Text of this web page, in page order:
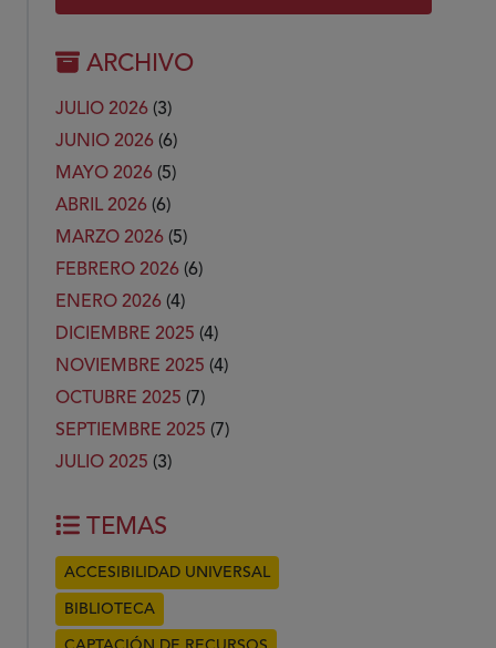
ARCHIVO
JULIO 2026 (3)
JUNIO 2026 (6)
MAYO 2026 (5)
ABRIL 2026 (6)
MARZO 2026 (5)
FEBRERO 2026 (6)
ENERO 2026 (4)
DICIEMBRE 2025 (4)
NOVIEMBRE 2025 (4)
OCTUBRE 2025 (7)
SEPTIEMBRE 2025 (7)
JULIO 2025 (3)
TEMAS
ACCESIBILIDAD UNIVERSAL
BIBLIOTECA